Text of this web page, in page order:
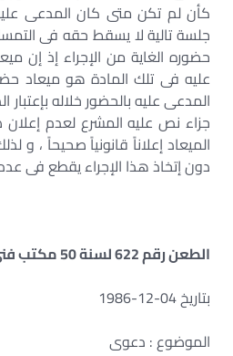
كأن لم تكن متى كان المدعى
جلسة تالية لا يسقط حقه فى
حضوره الغاية من الإجراء إذ إن
عليه فى تلك المادة هو ميعاد
المدعى عليه بالحضور خلاله
جزاء نص عليه المشرع لعدم
الميعاد إعلاناً قانونياً صحيحاً ، و
دون إتخاذ هذا الإجراء يقطع فى
الطعن رقم 622 لسنة 50 مكتب فنى 37 صفحة رقم 935
بتاريخ 04-12-1986
الموضوع : دعوى